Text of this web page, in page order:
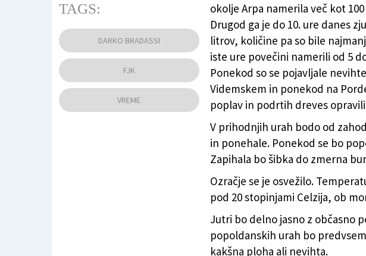
Spletna kamera na Matajurju danes ob 11.15 (DOM NA MATAJURE/
okolje Arpa namerila več kot
Drugod ga je do 10. ure danes
litrov, količine pa so bile
iste ure povečini namerili od 5
Ponekod so se pojavljale
Videmskem in ponekod na
poplav in podrtih dreves
V prihodnjih urah bodo od
in ponehale. Ponekod se bo
Zapihala bo šibka do zmerna
Ozračje se je osvežilo.
pod 20 stopinjami Celzija, ob
Jutri bo delno jasno z občasno
popoldanskih urah bo
kakšna ploha ali nevihta.
TAGS:
DARKO BRADASSI
FJK
VREME